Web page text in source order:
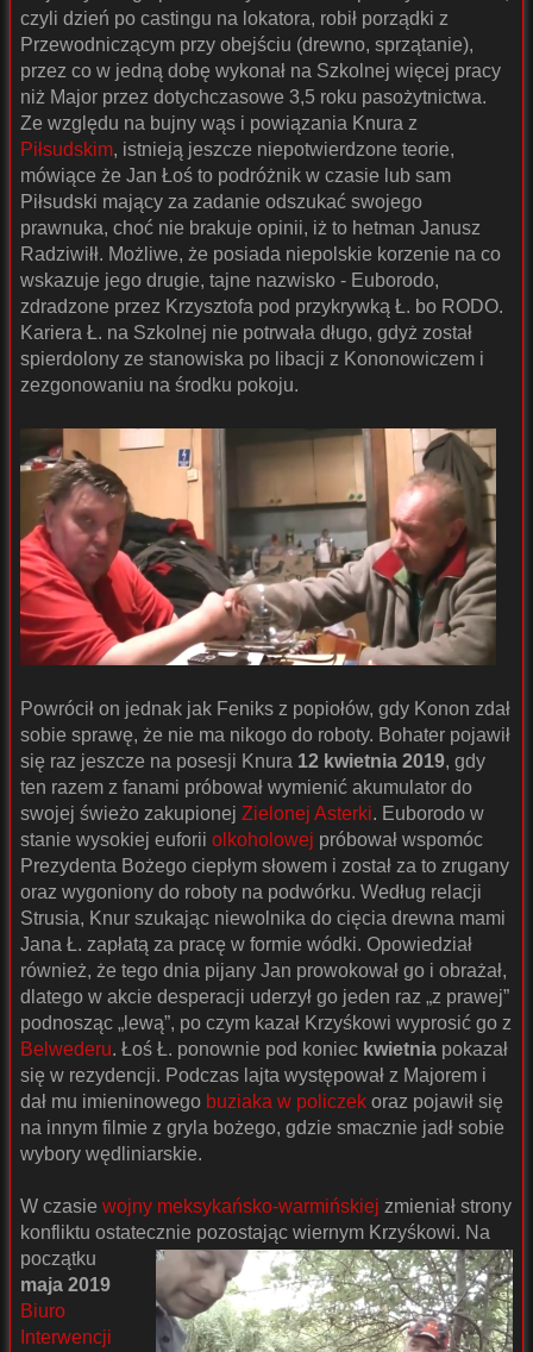
czyli dzień po castingu na lokatora, robił porządki z
Przewodniczącym przy obejściu (drewno, sprzątanie),
przez co w jedną dobę wykonał na Szkolnej więcej pracy
niż Major przez dotychczasowe 3,5 roku pasożytnictwa.
Ze względu na bujny wąs i powiązania Knura z
Piłsudskim, istnieją jeszcze niepotwierdzone teorie,
mówiące że Jan Łoś to podróżnik w czasie lub sam
Piłsudski mający za zadanie odszukać swojego
prawnuka, choć nie brakuje opinii, iż to hetman Janusz
Radziwiłł. Możliwe, że posiada niepolskie korzenie na co
wskazuje jego drugie, tajne nazwisko - Euborodo,
zdradzone przez Krzysztofa pod przykrywką Ł. bo RODO.
Kariera Ł. na Szkolnej nie potrwała długo, gdyż został
spierdolony ze stanowiska po libacji z Kononowiczem i
zezgonowaniu na środku pokoju.
Powrócił on jednak jak Feniks z popiołów, gdy Konon zdał
sobie sprawę, że nie ma nikogo do roboty. Bohater pojawił
się raz jeszcze na posesji Knura 12 kwietnia 2019, gdy
ten razem z fanami próbował wymienić akumulator do
swojej świeżo zakupionej Zielonej Asterki. Euborodo w
stanie wysokiej euforii olkoholowej próbował wspomóc
Prezydenta Bożego ciepłym słowem i został za to zrugany
oraz wygoniony do roboty na podwórku. Według relacji
Strusia, Knur szukając niewolnika do cięcia drewna mami
Jana Ł. zapłatą za pracę w formie wódki. Opowiedział
również, że tego dnia pijany Jan prowokował go i obrażał,
dlatego w akcie desperacji uderzył go jeden raz „z prawej”
podnosząc „lewą”, po czym kazał Krzyśkowi wyprosić go z
Belwederu. Łoś Ł. ponownie pod koniec kwietnia pokazał
się w rezydencji. Podczas lajta występował z Majorem i
dał mu imieninowego buziaka w policzek oraz pojawił się
na innym filmie z gryla bożego, gdzie smacznie jadł sobie
wybory wędliniarskie.
W czasie wojny meksykańsko-warmińskiej zmieniał strony
konfliktu ostatecznie pozostając wiernym Krzyśkowi. Na
początku
maja 2019
Biuro
Interwencji